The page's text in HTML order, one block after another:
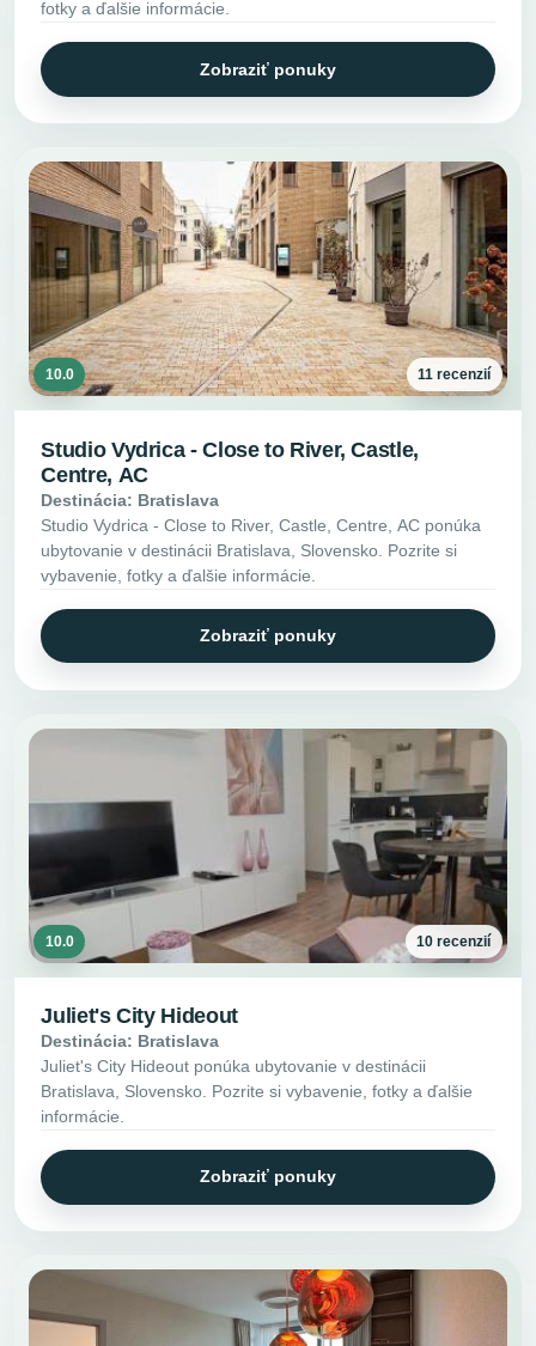
fotky a ďalšie informácie.
Zobraziť ponuky
10.0 11 recenzií
Studio Vydrica - Close to River, Castle,
Centre, AC
Destinácia: Bratislava
Studio Vydrica - Close to River, Castle, Centre, AC ponúka
ubytovanie v destinácii Bratislava, Slovensko. Pozrite si
vybavenie, fotky a ďalšie informácie.
Zobraziť ponuky
10.0 10 recenzií
Juliet's City Hideout
Destinácia: Bratislava
Juliet's City Hideout ponúka ubytovanie v destinácii
Bratislava, Slovensko. Pozrite si vybavenie, fotky a ďalšie
informácie.
Zobraziť ponuky